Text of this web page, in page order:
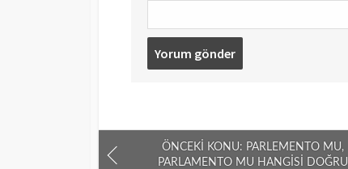
ÖNCEKI KONU: PARLEMENTO MU,
PARLAMENTO MU HANGISI DOĞRU